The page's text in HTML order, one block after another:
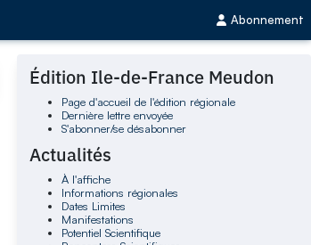
Abonnement
Édition Ile-de-France Meudon
Page d'accueil de l'édition régionale
Dernière lettre envoyée
S'abonner/se désabonner
Actualités
À l'affiche
Informations régionales
Dates Limites
Manifestations
Potentiel Scientifique